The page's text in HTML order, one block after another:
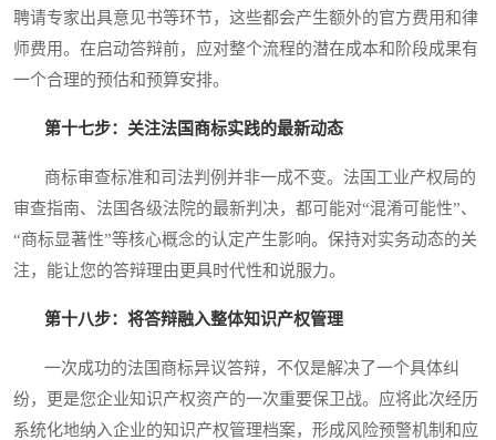
聘请专家出具意见书等环节，这些都会产生额外的官方费用和律
师费用。在启动答辩前，应对整个流程的潜在成本和阶段成果有
一个合理的预估和预算安排。
第十七步：关注法国商标实践的最新动态
商标审查标准和司法判例并非一成不变。法国工业产权局的
审查指南、法国各级法院的最新判决，都可能对“混淆可能性”、
“商标显著性”等核心概念的认定产生影响。保持对实务动态的关
注，能让您的答辩理由更具时代性和说服力。
第十八步：将答辩融入整体知识产权管理
一次成功的法国商标异议答辩，不仅是解决了一个具体纠
纷，更是您企业知识产权资产的一次重要保卫战。应将此次经历
系统化地纳入企业的知识产权管理档案，形成风险预警机制和应